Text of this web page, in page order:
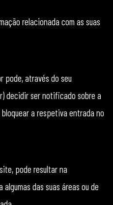
relacionada com as suas
pode, através do seu
decidir ser notificado sobre a
a respetiva entrada no
pode resultar na
das suas áreas ou de